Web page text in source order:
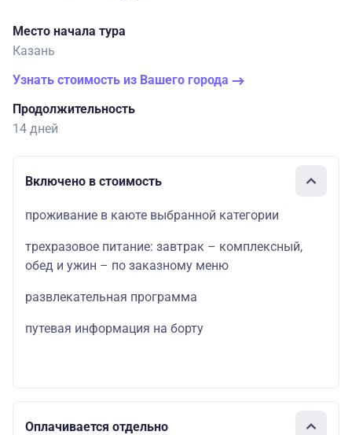
Место начала тура
Казань
Узнать стоимость из Вашего города
Продолжительность
14 дней
Включено в стоимость
проживание в каюте выбранной категории
трехразовое питание: завтрак – комплексный,
обед и ужин – по заказному меню
развлекательная программа
путевая информация на борту
Оплачивается отдельно